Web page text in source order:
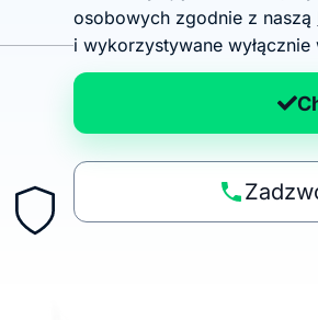
g
o
d
n
p
o
osobowych zgodnie z naszą
i wykorzystywane